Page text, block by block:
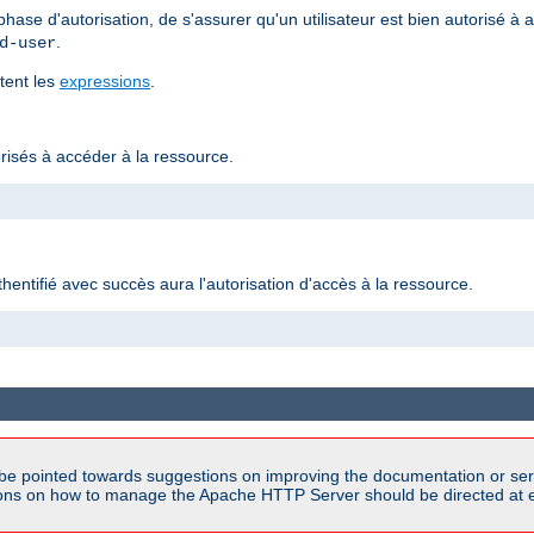
d'autorisation, de s'assurer qu'un utilisateur est bien autorisé à
user
les expressions
à accéder à la ressource.
avec succès aura l'autorisation d'accès à la ressource.
pointed towards suggestions on improving the documentation or
on how to manage the Apache HTTP Server should be directed